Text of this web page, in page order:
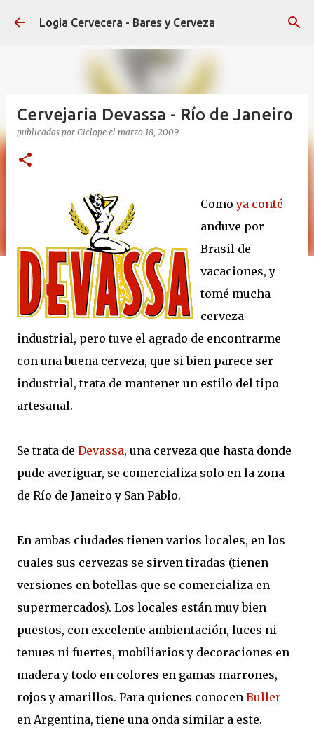
Ir al contenido principal
Logia Cervecera - Bares y Cerveza
Cervejaria Devassa - Río de Janeiro
publicadas por Ciclope el marzo 18, 2009
Comoya conté
anduve por
Brasil de
vacaciones, y
tomé mucha
cerveza
industrial, pero tuve el agrado de encontrarme
con una buena cerveza, que si bien parece ser
industrial, trata de mantener un estilo del tipo
artesanal.
Se trata de Devassa, una cerveza que hasta donde
pude averiguar, se comercializa solo en la zona
de Río de Janeiro y San Pablo.
En ambas ciudades tienen varios locales, en los
cuales sus cervezas se sirven tiradas (tienen
versiones en botellas que se comercializa en
supermercados). Los locales están muy bien
puestos, con excelente ambientación, luces ni
tenues ni fuertes, mobiliarios y decoraciones en
madera y todo en colores en gamas marrones,
rojos y amarillos. Para quienes conocen Buller
en Argentina, tiene una onda similar a este.